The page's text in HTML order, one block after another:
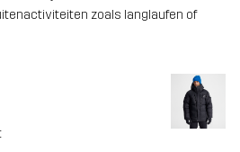
zoals langlaufen of